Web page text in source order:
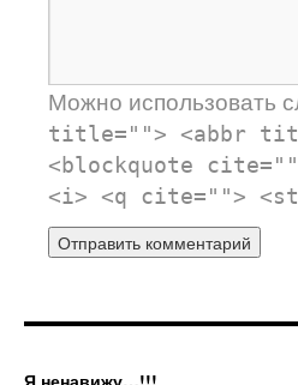
Можно использовать
title=""> <abbr
<blockquote
<i> <q cite="">
Я ненавижу…!!!